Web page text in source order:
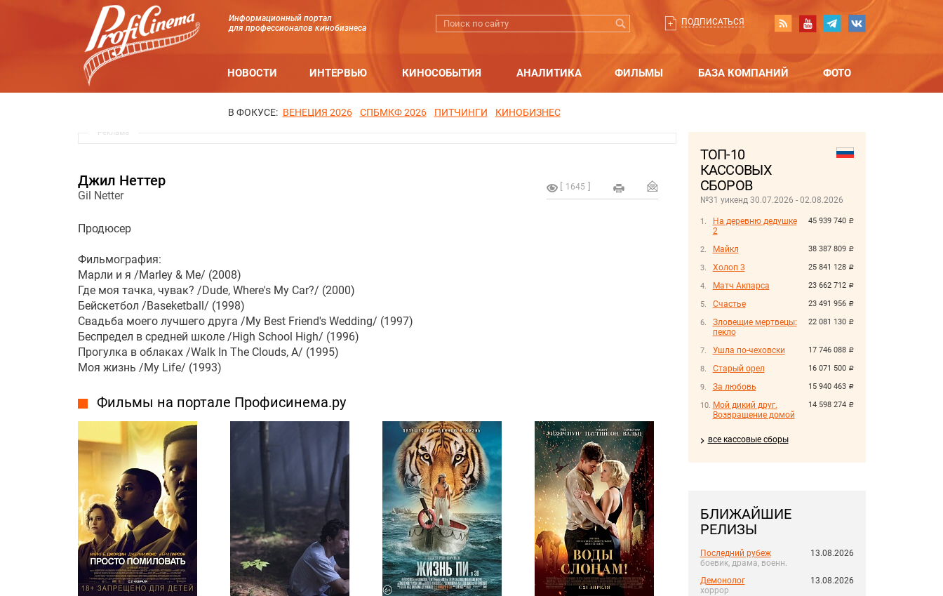
Информационный портал
для профессионалов кинобизнеса
ПОДПИСАТЬСЯ
НОВОСТИ ИНТЕРВЬЮ КИНОСОБЫТИЯ АНАЛИТИКА ФИЛЬМЫ БАЗА КОМПАНИЙ ФОТО
В ФОКУСЕ: ВЕНЕЦИЯ 2026 СПБМКФ 2026 ПИТЧИНГИ КИНОБИЗНЕС
ТОП-10
КАССОВЫХ
СБОРОВ
№31 уикенд 30.07.2026 - 02.08.2026
45 939 740 руб.
На деревню дедушке
2
38 387 809 руб.
Майкл
25 841 128 руб.
Холоп 3
23 662 712 руб.
Матч Акпарса
23 491 956 руб.
Счастье
22 081 130 руб.
Зловещие мертвецы:
пекло
17 746 088 руб.
Ушла по-чеховски
16 071 500 руб.
Старый орел
15 940 463 руб.
За любовь
14 598 274 руб.
Мой дикий друг.
Возвращение домой
все кассовые сборы
БЛИЖАЙШИЕ
РЕЛИЗЫ
Последний рубеж
боевик, драма, военн.
13.08.2026
Демонолог
хоррор
13.08.2026
Реклама
1645
Джил Неттер
Gil Netter
Продюсер
Фильмография:
Марли и я /Marley & Me/ (2008)
Где моя тачка, чувак? /Dude, Where's My Car?/ (2000)
Бейскетбол /Baseketball/ (1998)
Свадьба моего лучшего друга /My Best Friend's Wedding/ (1997)
Беспредел в средней школе /High School High/ (1996)
Прогулка в облаках /Walk In The Clouds, A/ (1995)
Моя жизнь /My Life/ (1993)
Фильмы на портале Профисинема.ру